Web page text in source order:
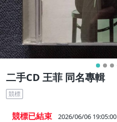
二手CD 王菲 同名專輯
競標
競標已結束 2026/06/06 19:05:00